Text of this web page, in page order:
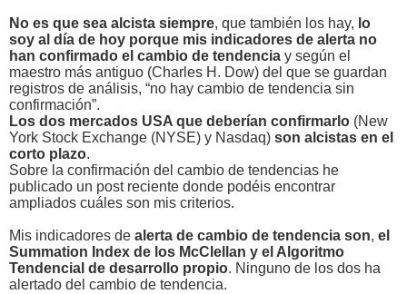
No es que sea alcista siempre, que también los hay, lo
soy al día de hoy porque mis indicadores de alerta no
han confirmado el cambio de tendencia y según el
maestro más antiguo (Charles H. Dow) del que se guardan
registros de análisis, “no hay cambio de tendencia sin
confirmación”.
Los dos mercados USA que deberían confirmarlo (New
York Stock Exchange (NYSE) y Nasdaq) son alcistas en el
corto plazo.
Sobre la confirmación del cambio de tendencias he
publicado un post reciente donde podéis encontrar
ampliados cuáles son mis criterios.
Mis indicadores de alerta de cambio de tendencia son, el
Summation Index de los McClellan y el Algoritmo
Tendencial de desarrollo propio. Ninguno de los dos ha
alertado del cambio de tendencia.